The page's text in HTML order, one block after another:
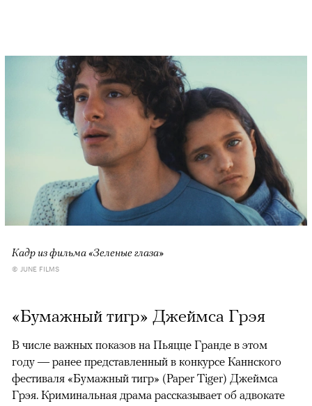
Кадр из фильма «Зеленые глаза»
© JUNE FILMS
«Бумажный тигр» Джеймса Грэя
В числе важных показов на Пьяцце Гранде в этом
году — ранее представленный в конкурсе Каннского
фестиваля «Бумажный тигр» (Paper Tiger) Джеймса
Грэя. Криминальная драма рассказывает об адвокате